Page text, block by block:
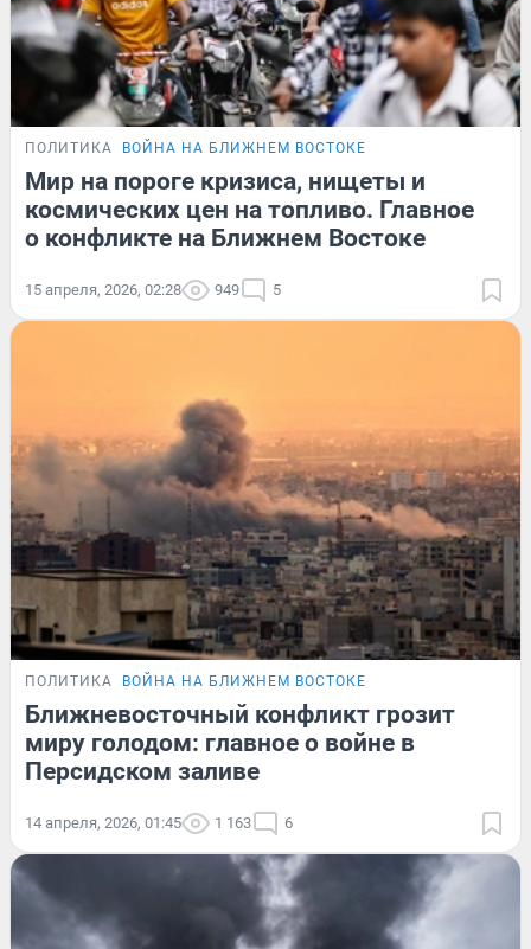
ПОЛИТИКА ВОЙНА НА БЛИЖНЕМ ВОСТОКЕ
Мир на пороге кризиса, нищеты и
космических цен на топливо. Главное
о конфликте на Ближнем Востоке
15 апреля, 2026, 02:28 949 5
ПОЛИТИКА ВОЙНА НА БЛИЖНЕМ ВОСТОКЕ
Ближневосточный конфликт грозит
миру голодом: главное о войне в
Персидском заливе
14 апреля, 2026, 01:45 1 163 6